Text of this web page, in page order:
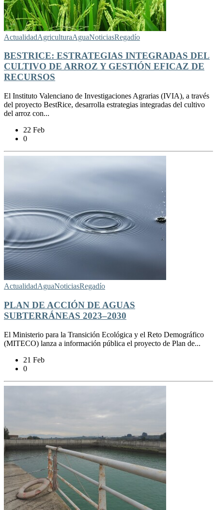
ActualidadAgriculturaAguaNoticiasRegadío
BESTRICE: ESTRATEGIAS INTEGRADAS DEL
CULTIVO DE ARROZ Y GESTIÓN EFICAZ DE
RECURSOS
El Instituto Valenciano de Investigaciones Agrarias (IVIA), a través
del proyecto BestRice, desarrolla estrategias integradas del cultivo
del arroz con...
22 Feb
0
ActualidadAguaNoticiasRegadío
PLAN DE ACCIÓN DE AGUAS
SUBTERRÁNEAS 2023‒2030
El Ministerio para la Transición Ecológica y el Reto Demográfico
(MITECO) lanza a información pública el proyecto de Plan de...
21 Feb
0